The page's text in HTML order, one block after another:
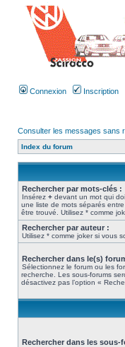
Connexion Inscription
Consulter les messages sans
Index du forum
Rechercher par mots-clés :
Insérez + devant un mot qui
une liste de mots séparés
être trouvé. Utilisez * comme
Rechercher par auteur :
Utilisez * comme joker si vous
Rechercher dans le(s)
Sélectionnez le forum ou les
recherche. Les sous-forums
désactivez pas l’option «
Rechercher dans les sous-